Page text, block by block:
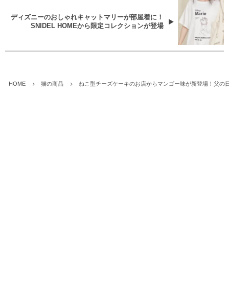
ディズニーのおしゃれキャットマリーが部屋着に！
SNIDEL HOMEから限定コレクションが登場
HOME 猫の商品 ねこ型チーズケーキのお店からマンゴー味が新登場！父の